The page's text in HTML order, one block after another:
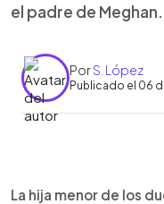
el padre de Meghan.
PorS. López
Publicado el 06
Escuchar
La hija menor de los